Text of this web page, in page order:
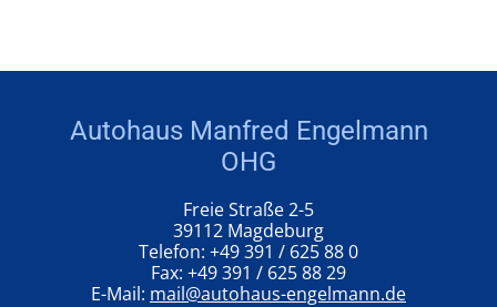
Autohaus Manfred Engelmann
OHG
Freie Straße 2-5
39112 Magdeburg
Telefon: +49 391 / 625 88 0
Fax: +49 391 / 625 88 29
E-Mail: mail@autohaus-engelmann.de